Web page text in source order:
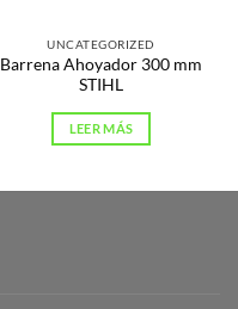
UNCATEGORIZED
Barrena Ahoyador 300 mm
STIHL
LEER MÁS